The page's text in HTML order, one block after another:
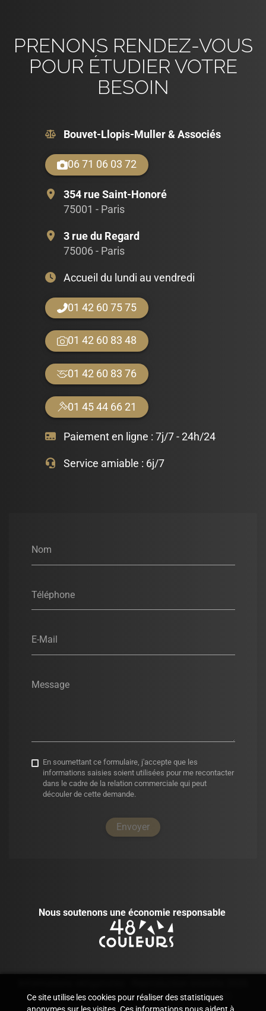
PRENONS RENDEZ-VOUS
POUR ÉTUDIER VOTRE
BESOIN
Nom
Téléphone
E-Mail
Message
En soumettant ce formulaire, j'accepte que les
informations saisies soient utilisées pour me recontacter
dans le cadre de la relation commerciale qui peut
découler de cette demande.
Envoyer
Bouvet-Llopis-Muller & Associés
06 71 06 03 72
354 rue Saint-Honoré
75001 - Paris
3 rue du Regard
75006 - Paris
Accueil du lundi au vendredi
01 42 60 75 75
01 42 60 83 48
01 42 60 83 76
01 45 44 66 21
Paiement en ligne : 7j/7 - 24h/24
Service amiable : 6j/7
Nous soutenons une économie responsable
—
Espace Internet élaboré et optimisé parEPIXELIC
Ce site utilise les cookies pour réaliser des statistiques